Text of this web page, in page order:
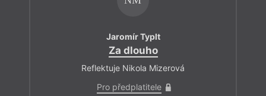
Jaromír Typlt
Za dlouho
Reflektuje Nikola Mizerová
Pro předplatitele